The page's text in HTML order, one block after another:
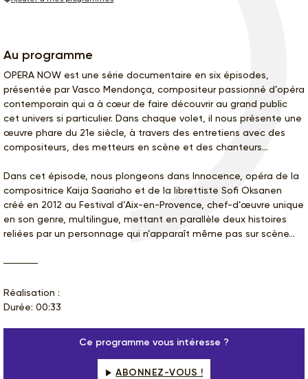
Au programme
OPERA NOW est une série documentaire en six épisodes,
présentée par Vasco Mendonça, compositeur passionné d’opéra
contemporain qui a à cœur de faire découvrir au grand public
cet univers si particulier. Dans chaque volet, il nous présente une
œuvre phare du 21e siècle, à travers des entretiens avec des
compositeurs, des metteurs en scène et des chanteurs...
Dans cet épisode, nous plongeons dans Innocence, opéra de la
compositrice Kaija Saariaho et de la librettiste Sofi Oksanen
créé en 2012 au Festival d’Aix-en-Provence, chef-d’œuvre unique
en son genre, multilingue, mettant en parallèle deux histoires
reliées par un personnage qui n’apparaît même pas sur scène…
Réalisation :
Durée: 00:33
Ce programme vous intéresse ?
ABONNEZ-VOUS !